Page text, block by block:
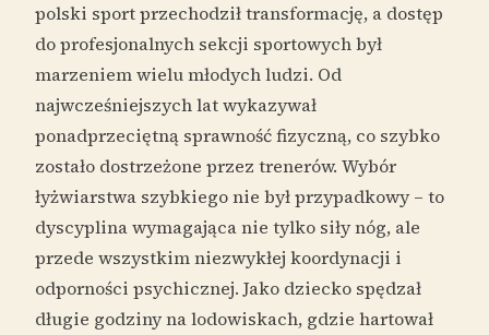
polski sport przechodził transformację, a dostęp
do profesjonalnych sekcji sportowych był
marzeniem wielu młodych ludzi. Od
najwcześniejszych lat wykazywał
ponadprzeciętną sprawność fizyczną, co szybko
zostało dostrzeżone przez trenerów. Wybór
łyżwiarstwa szybkiego nie był przypadkowy – to
dyscyplina wymagająca nie tylko siły nóg, ale
przede wszystkim niezwykłej koordynacji i
odporności psychicznej. Jako dziecko spędzał
długie godziny na lodowiskach, gdzie hartował